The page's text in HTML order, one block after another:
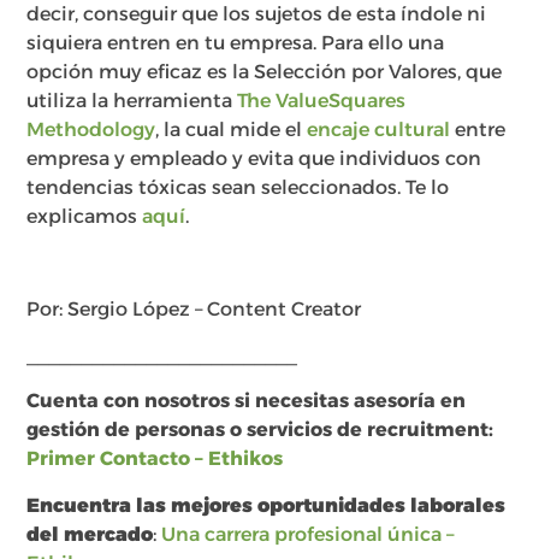
decir, conseguir que los sujetos de esta índole ni
siquiera entren en tu empresa. Para ello una
opción muy eficaz es la Selección por Valores, que
utiliza la herramientaThe ValueSquares
Methodology, la cual mide elencaje cultural entre
empresa y empleado y evita que individuos con
tendencias tóxicas sean seleccionados. Te lo
explicamosaquí.
Por: Sergio López – Content Creator
Cuenta con nosotros si necesitas asesoría en
gestión de personas o servicios de recruitment:
Primer Contacto – Ethikos
Encuentra las mejores oportunidades laborales
del mercado: Una carrera profesional única –